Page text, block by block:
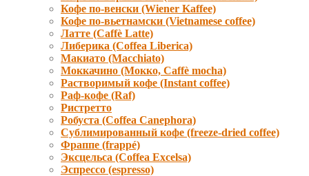
Кофе по-венски (Wiener Kaffee)
Кофе по-вьетнамски (Vietnamese coffee)
Латте (Caffè Latte)
Либерика (Coffea Liberica)
Макиато (Macchiato)
Моккачино (Мокко, Caffè mocha)
Растворимый кофе (Instant coffee)
Раф-кофе (Raf)
Ристретто
Робуста (Coffea Canephora)
Сублимированный кофе (freeze-dried coffee)
Фраппе (frappé)
Эксцельса (Coffea Excelsa)
Эспрессо (espresso)